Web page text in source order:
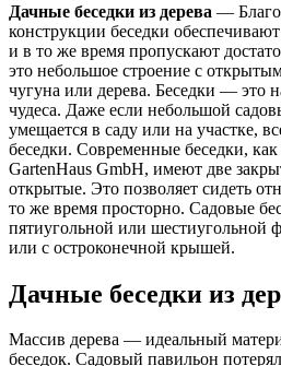
Дачные беседки из дерева —
конструкции беседки
и в то же время пропускают
это небольшое строение с
чугуна или дерева. Беседки — это
чудеса. Даже если небольшой
умещается в саду или на участке,
беседки. Современные беседки, как
GartenHaus GmbH, имеют две
открытые. Это позволяет сидеть
то же время просторно. Садовые
пятиугольной или шестиугольной
или с остроконечной крышей.
Дачные беседки из
Массив дерева — идеальный
беседок. Садовый павильон